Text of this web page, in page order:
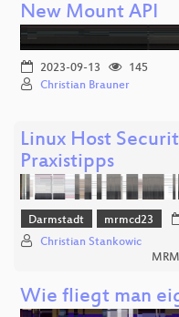
New Mount API
2023-09-13
145
Christian Brauner
Linux Host
Praxistipps
Darmstadt mrmcd23
Christian Stankowic
Wie fliegt man